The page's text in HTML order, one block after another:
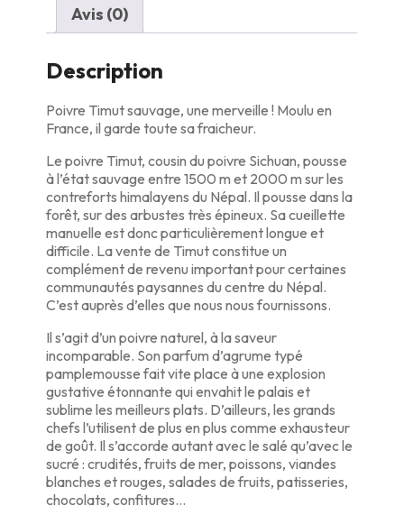
Avis (0)
Description
Poivre Timut sauvage, une merveille ! Moulu en
France, il garde toute sa fraicheur.
Le poivre Timut, cousin du poivre Sichuan, pousse
à l’état sauvage entre 1500 m et 2000 m sur les
contreforts himalayens du Népal. Il pousse dans la
forêt, sur des arbustes très épineux. Sa cueillette
manuelle est donc particulièrement longue et
difficile. La vente de Timut constitue un
complément de revenu important pour certaines
communautés paysannes du centre du Népal.
C’est auprès d’elles que nous nous fournissons.
Il s’agit d’un poivre naturel, à la saveur
incomparable. Son parfum d’agrume typé
pamplemousse fait vite place à une explosion
gustative étonnante qui envahit le palais et
sublime les meilleurs plats. D’ailleurs, les grands
chefs l’utilisent de plus en plus comme exhausteur
de goût. Il s’accorde autant avec le salé qu’avec le
sucré : crudités, fruits de mer, poissons, viandes
blanches et rouges, salades de fruits, patisseries,
chocolats, confitures…